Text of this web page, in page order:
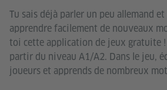
Tu sais déjà parler un peu allemand
apprendre facilement de nouveaux
toi cette application de jeux gratuite !
partir du niveau A1/A2. Dans le jeu,
joueurs et apprends de nombreux